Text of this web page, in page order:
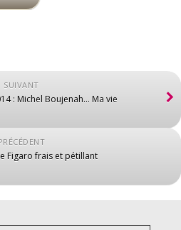
SUIVANT
: Michel Boujenah… Ma vie
Figaro frais et pétillant